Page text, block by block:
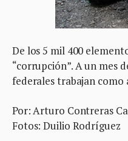
De los 5 mil 400
“corrupción”. A un mes
federales trabajan como
Por: Arturo Contreras
Fotos: Duilio Rodríguez